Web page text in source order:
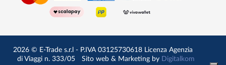
2026 © E-Trade s.r.l - P.IVA 03125730618 Licenza Agenzia
di Viaggi n. 333/05
Sito web & Marketing by Digitalkom